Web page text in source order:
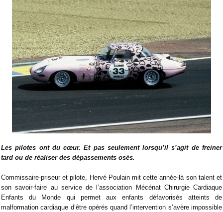
Les pilotes ont du cœur. Et pas seulement lorsqu’il s’agit de freiner
tard ou de réaliser des dépassements osés.
Commissaire-priseur et pilote, Hervé Poulain mit cette année-là son talent et
son savoir-faire au service de l’association Mécénat Chirurgie Cardiaque
Enfants du Monde qui permet aux enfants défavorisés atteints de
malformation cardiaque d’être opérés quand l’intervention s’avère impossible